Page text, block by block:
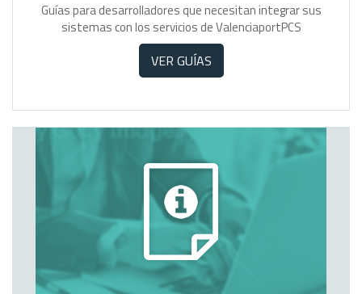
Guías para desarrolladores que necesitan integrar sus
sistemas con los servicios de ValenciaportPCS
VER GUÍAS